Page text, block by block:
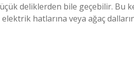
deliklerden bile geçebilir. Bu
hatlarına veya ağaç